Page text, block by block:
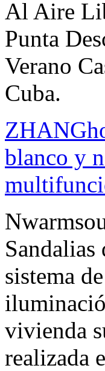
Al Aire
Punta
Verano
Cuba.
blanco y
Sandalias
sistema
vivienda
realizada